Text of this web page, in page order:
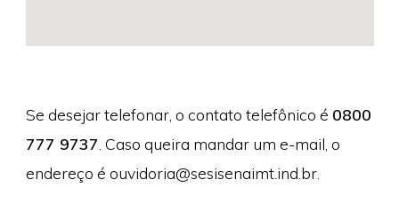
Se desejar telefonar, o contato telefônico é 0800
777 9737 . Caso queira mandar um e-mail, o
endereço é ouvidoria@sesisenaimt.ind.br.